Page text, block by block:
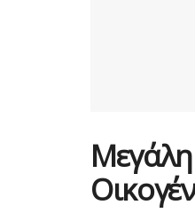
Μεγάλη